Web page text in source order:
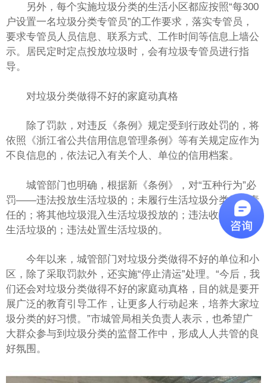
另外，每个实施垃圾分类的生活小区都应按照“每300
户设置一名垃圾分类专管员”的工作要求，落实专管员，
要求专管员人员信息、联系方式、工作时间等信息上墙公
示。居民定时定点投放垃圾时，会有垃圾专管员进行指
导。
对垃圾分类做得不好的家庭动真格
除了罚款，对违反《条例》规定受到行政处罚的，将
依照《浙江省公共信用信息管理条例》等有关规定应作为
不良信息的，依法记入有关个人、单位的信用档案。
城管部门也明确，根据新《条例》，对“五种行为”必
罚——违法投放生活垃圾的；未履行生活垃圾分类管理责
任的；将其他垃圾混入生活垃圾投放的；违法收集和运输
生活垃圾的；违法处置生活垃圾的。
今年以来，城管部门对垃圾分类做得不好的单位和小
区，除了采取罚款外，还实施“停止清运”处理。“今后，我
们还会对垃圾分类做得不好的家庭动真格，目的就是要开
展广泛的教育引导工作，让更多人行动起来，培养大家垃
圾分类的好习惯。”市城管局相关负责人表示，也希望广
大群众参与到垃圾分类的监督工作中，形成人人共管的良
好氛围。